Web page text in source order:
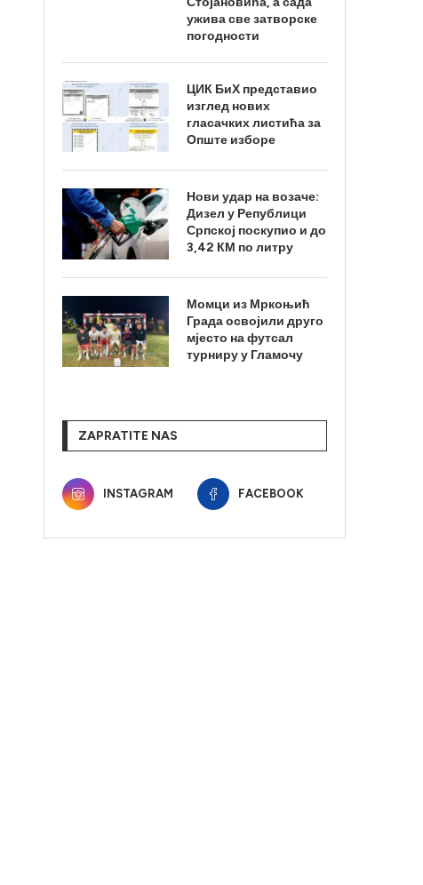
ужива све затворске
погодности
ЦИК БиХ представио
изглед нових
гласачких листића за
Опште изборе
Нови удар на возаче:
Дизел у Републици
Српској поскупио и до
3,42 КМ по литру
Момци из Мркоњић
Града освојили друго
мјесто на футсал
турниру у Гламочу
ZAPRATITE NAS
INSTAGRAM FACEBOOK